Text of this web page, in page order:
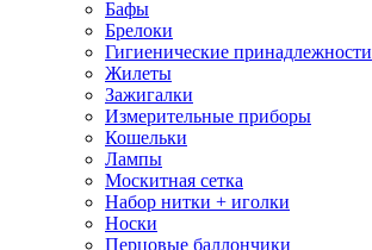
Бафы
Брелоки
Гигиенические принадлежности
Жилеты
Зажигалки
Измерительные приборы
Кошельки
Лампы
Москитная сетка
Набор нитки + иголки
Носки
Перцовые баллончики